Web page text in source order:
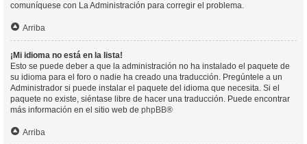
comuníquese con La Administración para corregir el problema.
Arriba
¡Mi idioma no está en la lista!
Esto se puede deber a que la administración no ha instalado el paquete de
su idioma para el foro o nadie ha creado una traducción. Pregúntele a un
Administrador si puede instalar el paquete del idioma que necesita. Si el
paquete no existe, siéntase libre de hacer una traducción. Puede encontrar
más información en el sitio web de phpBB®
Arriba